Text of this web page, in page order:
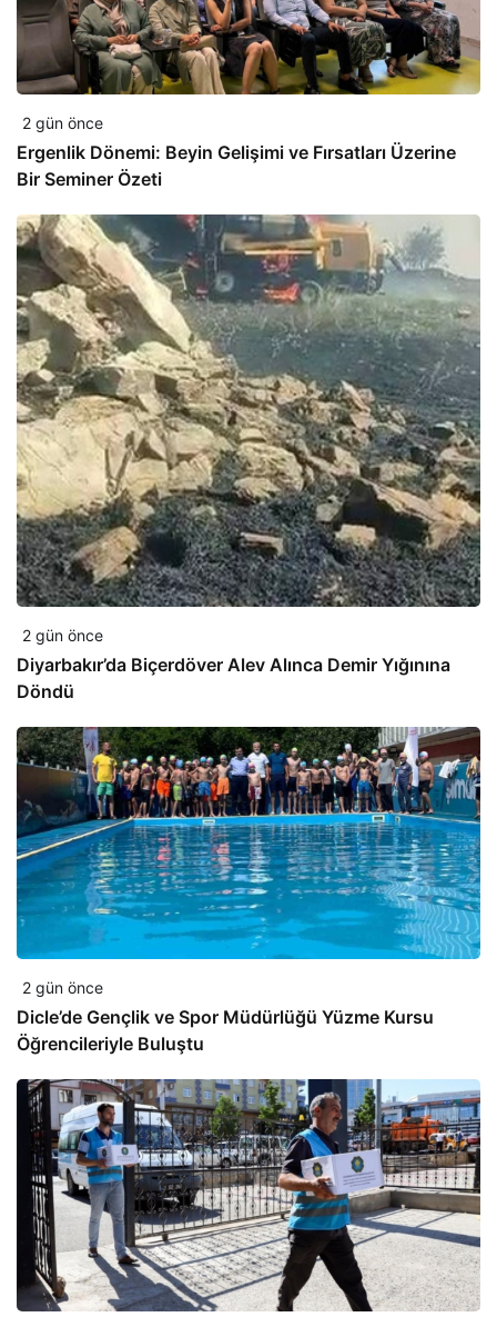
2 gün önce
Ergenlik Dönemi: Beyin Gelişimi ve Fırsatları Üzerine
Bir Seminer Özeti
2 gün önce
Diyarbakır’da Biçerdöver Alev Alınca Demir Yığınına
Döndü
2 gün önce
Dicle’de Gençlik ve Spor Müdürlüğü Yüzme Kursu
Öğrencileriyle Buluştu